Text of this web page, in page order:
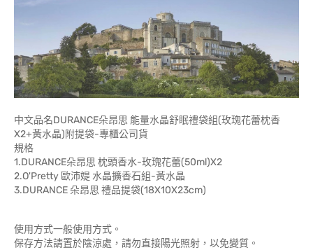
中文品名DURANCE朵昂思 能量水晶舒眠禮袋組(玫瑰花蕾枕香
X2+黃水晶)附提袋-專櫃公司貨
規格
1.DURANCE朵昂思 枕頭香水-玫瑰花蕾(50ml)X2
2.O'Pretty 歐沛媞 水晶擴香石組-黃水晶
3.DURANCE 朵昂思 禮品提袋(18X10X23cm)
使用方式一般使用方式。
保存方法請置於陰涼處，請勿直接陽光照射，以免變質。